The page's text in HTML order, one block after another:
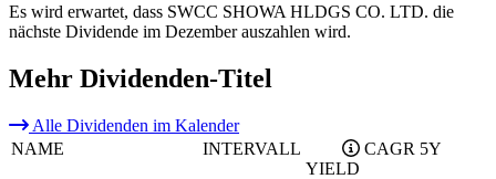
Es wird erwartet, dass SWCC SHOWA HLDGS CO. LTD. die
nächste Dividende im Dezember auszahlen wird.
Mehr Dividenden-Titel
Alle Dividenden im Kalender
NAME
INTERVALL
YIELD
CAGR 5Y